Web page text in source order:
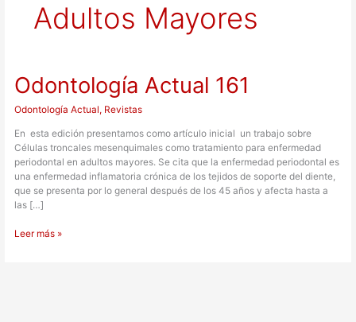
Adultos Mayores
Odontología Actual 161
Odontología Actual, Revistas
En esta edición presentamos como artículo inicial un trabajo sobre
Células troncales mesenquimales como tratamiento para enfermedad
periodontal en adultos mayores. Se cita que la enfermedad periodontal es
una enfermedad inflamatoria crónica de los tejidos de soporte del diente,
que se presenta por lo general después de los 45 años y afecta hasta a
las […]
Odontología
Actual
161
Leer más »